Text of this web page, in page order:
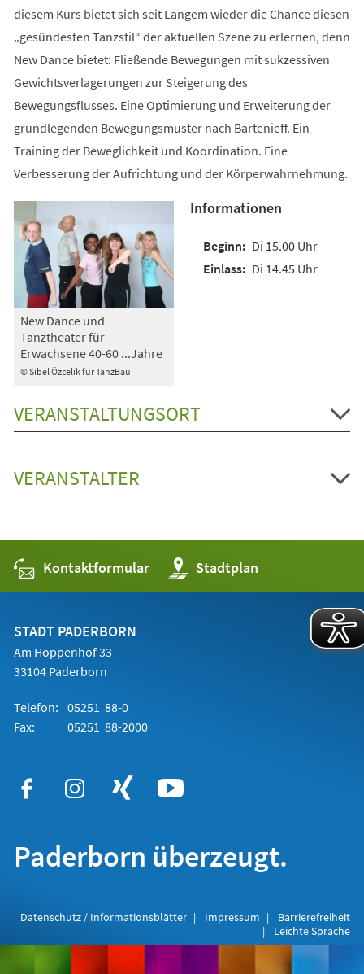
diesem Kurs bietet sich seit Langem wieder die Chance diesen
„gesündesten Tanzstil“ der aktuellen Szene zu erlernen, denn
New Dance bietet: Fließende Bewegungen mit sukzessiven
Gewichtsverlagerungen zur Steigerung des
Bewegungsflusses. Eine Optimierung und Erweiterung der
grundlegenden Bewegungsmuster nach Bartenieff. Ein
Training der Beweglichkeit und Koordination. Eine
Verbesserung der Aufrichtung und der Körperwahrnehmung.
© Sibel Özcelik für TanzBau
New Dance und
Tanztheater für
Erwachsene 40-60 ...Jahre
Informationen
Di 15.00 Uhr
Di 14.45 Uhr
VERANSTALTUNGSORT
VERANSTALTER
Kontaktformular Stadtplan
(Öffnet
in
einem
STADT PADERBORN
Am Hoppenhof 33
33104 Paderborn
Telefon: 05251 88-0
Fax:
05251 88-2000
Paderborn überzeugt.
Datenschutz / Informationsblätter Impressum
Barrierefreiheit
Leichte Sprache